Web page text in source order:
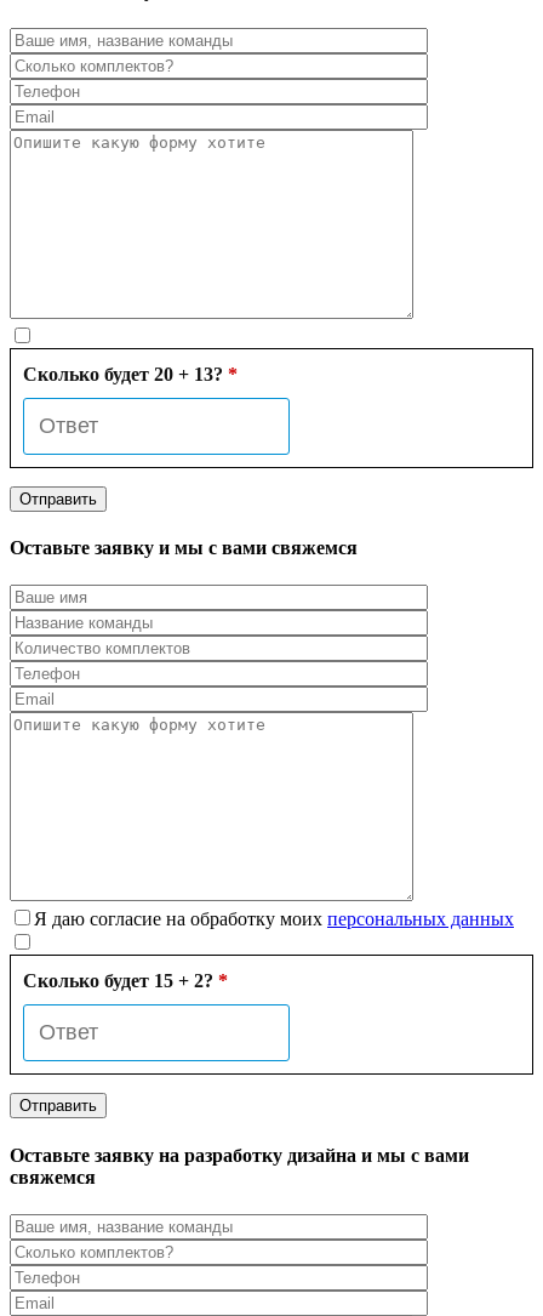
Сколько будет 20 + 13? *
Оставьте заявку и мы с вами свяжемся
Я даю согласие на обработку моих персональных данных
Сколько будет 15 + 2? *
Оставьте заявку на разработку дизайна и мы с вами
свяжемся